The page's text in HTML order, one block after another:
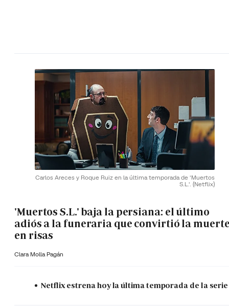
Carlos Areces y Roque Ruiz en la última temporada de 'Muertos
S.L.'. (Netflix)
'Muertos S.L.' baja la persiana: el último
adiós a la funeraria que convirtió la
en risas
Clara Molla Pagán
Netflix estrena hoy la última temporada de la serie